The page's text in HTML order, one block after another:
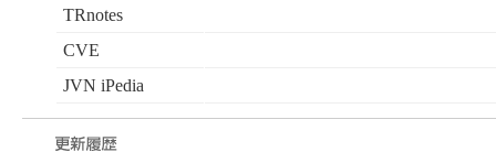
TRnotes
CVE
JVN iPedia